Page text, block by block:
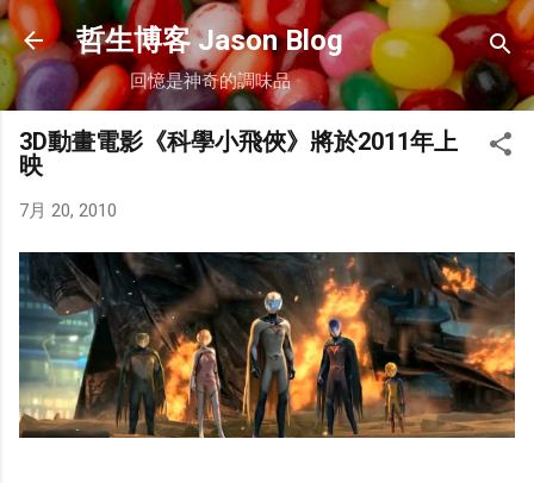
跳到主要內容
哲生博客 Jason Blog
回憶是神奇的調味品
3D動畫電影《科學小飛俠》將於2011年上
映
7月 20, 2010